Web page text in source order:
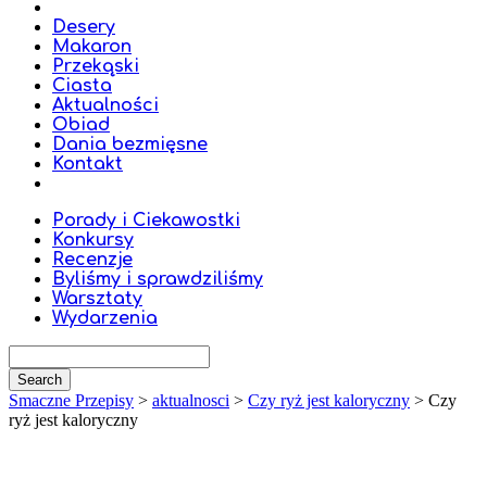
Desery
Makaron
Przekąski
Ciasta
Aktualności
Obiad
Dania bezmięsne
Kontakt
Porady i Ciekawostki
Konkursy
Recenzje
Byliśmy i sprawdziliśmy
Warsztaty
Wydarzenia
Smaczne Przepisy > aktualnosci > Czy ryż jest kaloryczny > Czy
ryż jest kaloryczny